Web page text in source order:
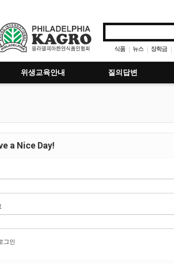
식품 | 뉴스 | 장학금 |
위생교육안내 질의답변
a Nice Day!
그인